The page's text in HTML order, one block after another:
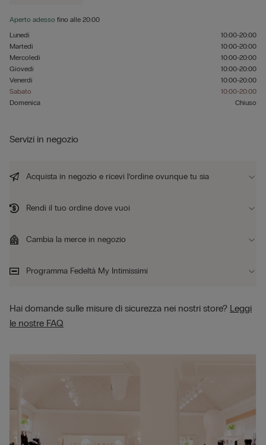
Aperto adesso fino alle 20:00
Lunedì
10:00-20:00
Martedì
10:00-20:00
Mercoledì
10:00-20:00
Giovedì
10:00-20:00
Venerdì
10:00-20:00
Sabato
10:00-20:00
Domenica
Chiuso
Servizi in negozio
Acquista in negozio e ricevi l’ordine ovunque tu sia
Rendi il tuo ordine dove vuoi
Cambia la merce in negozio
Programma Fedeltà My Intimissimi
Hai domande sulle misure di sicurezza nei nostri store? Leggi
le nostre FAQ